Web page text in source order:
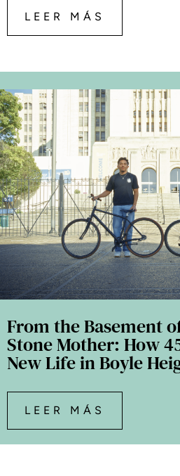
LEER MÁS
From the Basement
Stone Mother: How
New Life in Boyle
LEER MÁS